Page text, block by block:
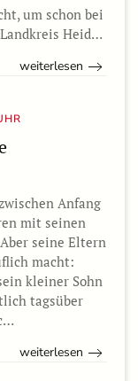
um schon bei
Heid…
weiterlesen
Anfang
mit seinen
seine Eltern
macht:
kleiner Sohn
tagsüber
weiterlesen